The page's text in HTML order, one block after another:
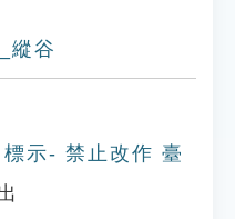
縱谷
示- 禁止改作 臺